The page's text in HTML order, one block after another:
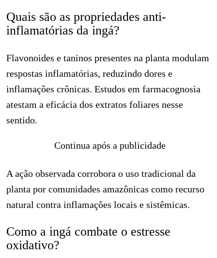
Quais são as propriedades anti-
inflamatórias da ingá?
Flavonoides e taninos presentes na planta modulam
respostas inflamatórias, reduzindo dores e
inflamações crônicas. Estudos em farmacognosia
atestam a eficácia dos extratos foliares nesse
sentido.
Continua após a publicidade
A ação observada corrobora o uso tradicional da
planta por comunidades amazônicas como recurso
natural contra inflamações locais e sistêmicas.
Como a ingá combate o estresse
oxidativo?